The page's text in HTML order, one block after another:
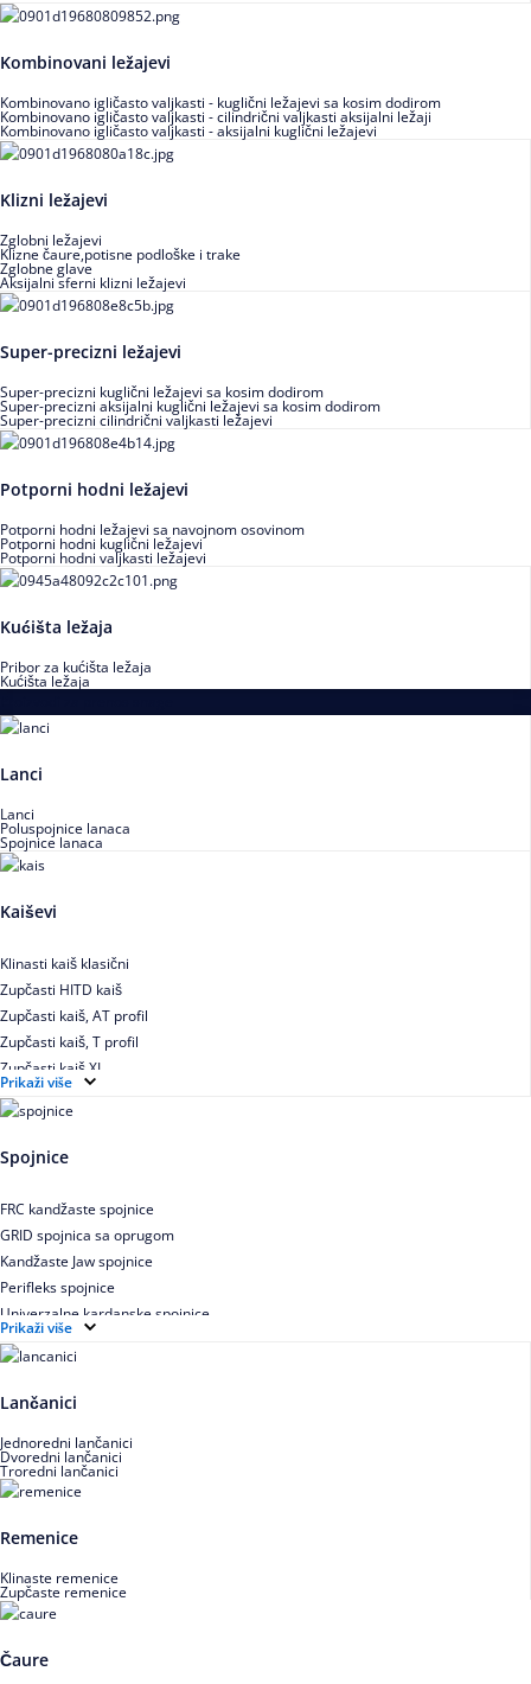
Kombinovani ležajevi
Kombinovano igličasto valjkasti - kuglični ležajevi sa kosim dodirom
Kombinovano igličasto valjkasti - cilindrični valjkasti aksijalni ležaji
Kombinovano igličasto valjkasti - aksijalni kuglični ležajevi
Klizni ležajevi
Zglobni ležajevi
Klizne čaure,potisne podloške i trake
Zglobne glave
Aksijalni sferni klizni ležajevi
Super-precizni ležajevi
Super-precizni kuglični ležajevi sa kosim dodirom
Super-precizni aksijalni kuglični ležajevi sa kosim dodirom
Super-precizni cilindrični valjkasti ležajevi
Potporni hodni ležajevi
Potporni hodni ležajevi sa navojnom osovinom
Potporni hodni kuglični ležajevi
Potporni hodni valjkasti ležajevi
Kućišta ležaja
Pribor za kućišta ležaja
Kućišta ležaja
Lanci
Lanci
Poluspojnice lanaca
Spojnice lanaca
Kaiševi
Klinasti kaiš klasični
Zupčasti HITD kaiš
Zupčasti kaiš, AT profil
Zupčasti kaiš, T profil
Zupčasti kaiš XL
Zupčasti STD kaiš
Uskoprofilno klinasto remenje
Uskoprofilno klinasto remenje spojeno
Uskoprofilno klinasto remenje XP extra power
Višekanalno remenje PJ,PK
Prikaži više
Spojnice
FRC kandžaste spojnice
GRID spojnica sa oprugom
Kandžaste Jaw spojnice
Perifleks spojnice
Univerzalne kardanske spojnice
Zupčaste spojnice
Prikaži više
Lančanici
Jednoredni lančanici
Dvoredni lančanici
Troredni lančanici
Remenice
Klinaste remenice
Zupčaste remenice
Čaure